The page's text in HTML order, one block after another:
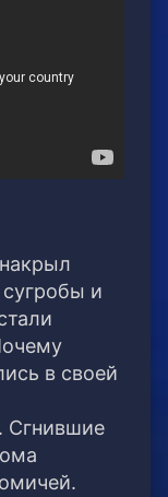
и
в своей
Сгнившие